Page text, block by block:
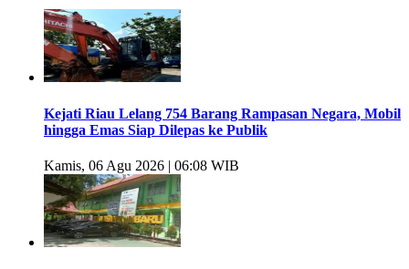
Kejati Riau Lelang 754 Barang Rampasan Negara, Mobil
hingga Emas Siap Dilepas ke Publik
Kamis, 06 Agu 2026 | 06:08 WIB